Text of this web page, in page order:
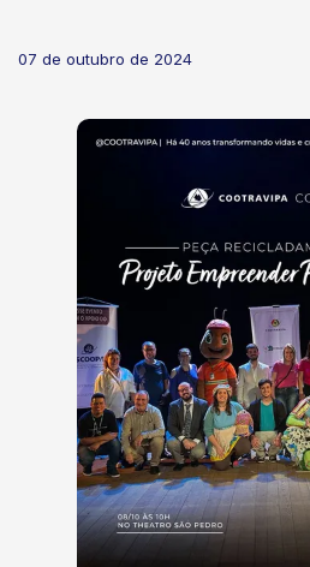
07 de outubro de 2024